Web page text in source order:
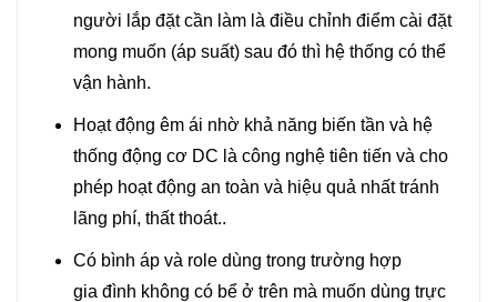
người lắp đặt cần làm là điều chỉnh điểm cài đặt
mong muốn (áp suất) sau đó thì hệ thống có thể
vận hành.
Hoạt động êm ái nhờ khả năng biến tần và hệ
thống động cơ DC là công nghệ tiên tiến và cho
phép hoạt động an toàn và hiệu quả nhất tránh
lãng phí, thất thoát..
Có bình áp và role dùng trong trường hợp
gia đình không có bể ở trên mà muốn dùng trực